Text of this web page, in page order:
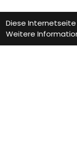
Diese
Weitere